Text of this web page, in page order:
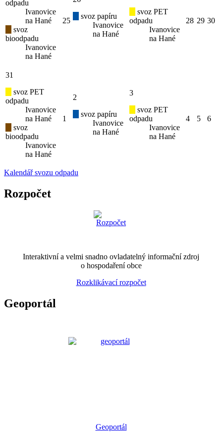
odpadu
Ivanovice
na Hané
svoz
bioodpadu
Ivanovice
na Hané
25
svoz papíru
Ivanovice
na Hané
svoz PET
odpadu
Ivanovice
na Hané
28 29 30
31
svoz PET
odpadu
Ivanovice
na Hané
svoz
bioodpadu
Ivanovice
na Hané
1
2
svoz papíru
Ivanovice
na Hané
3
svoz PET
odpadu
Ivanovice
na Hané
4 5 6
Kalendář svozu odpadu
Rozpočet
Interaktivní a velmi snadno ovladatelný informační zdroj
o hospodaření obce
Rozklikávací rozpočet
Geoportál
Geoportál